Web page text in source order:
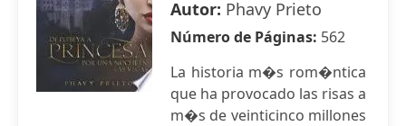
Autor: Phavy Prieto
Número de Páginas: 562
La historia m�s rom�ntica
que ha provocado las risas a
m�s de veinticinco millones